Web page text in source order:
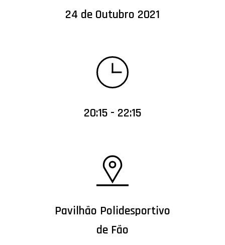
24 de Outubro 2021
20:15 - 22:15
Pavilhão Polidesportivo
de Fão